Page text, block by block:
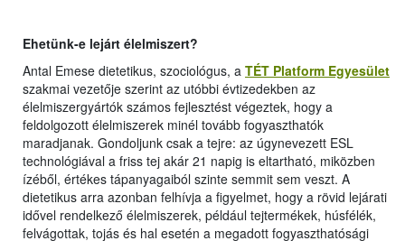
Ehetünk-e lejárt élelmiszert?
Antal Emese dietetikus, szociológus, a TÉT Platform Egyesület
szakmai vezetője szerint az utóbbi évtizedekben az
élelmiszergyártók számos fejlesztést végeztek, hogy a
feldolgozott élelmiszerek minél tovább fogyaszthatók
maradjanak. Gondoljunk csak a tejre: az úgynevezett ESL
technológiával a friss tej akár 21 napig is eltartható, miközben
ízéből, értékes tápanyagaiból szinte semmit sem veszt. A
dietetikus arra azonban felhívja a figyelmet, hogy a rövid lejárati
idővel rendelkező élelmiszerek, például tejtermékek, húsfélék,
felvágottak, tojás és hal esetén a megadott fogyaszthatósági